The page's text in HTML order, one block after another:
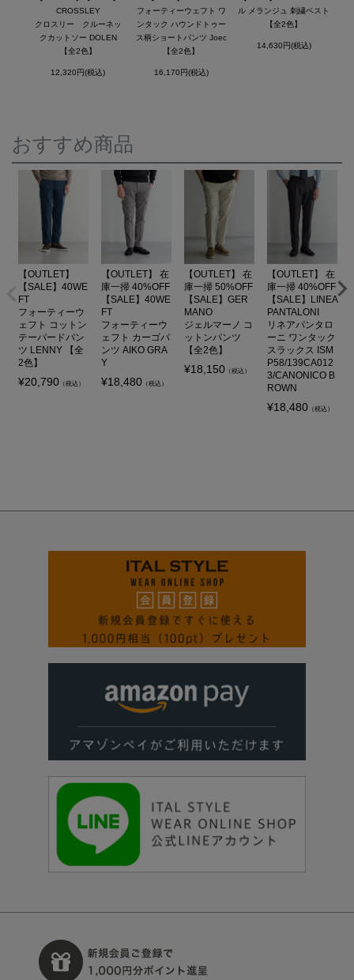
CROSSLEY
クロスリー クルーネッ
クカットソー DOLEN
【全2色】
12,320円(税込)
フォーティーウェフト ワ
ンタック ハウンドトゥー
ス柄ショートパンツ Joec
【全2色】
16,170円(税込)
ル メランジュ 刺繍ベスト
【全2色】
14,630円(税込)
おすすめ商品
【OUTLET】
【SALE】40WE
FT
フォーティーウ
ェフト コットン
テーパードパン
ツ LENNY 【全
2色】
¥20,790 （税込）
【OUTLET】 在
庫一掃 40%OFF
【SALE】40WE
FT
フォーティーウ
ェフト カーゴパ
ンツ AIKO GRA
Y
¥18,480 （税込）
【OUTLET】 在
庫一掃 50%OFF
【SALE】GER
MANO
ジェルマーノ コ
ットンパンツ
【全2色】
¥18,150 （税込）
【OUTLET】 在
庫一掃 40%OFF
【SALE】LINEA
PANTALONI
リネアパンタロ
ーニ ワンタック
スラックス ISM
P58/139CA012
3/CANONICO B
ROWN
¥18,480 （税込）